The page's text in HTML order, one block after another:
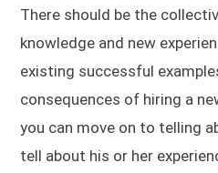
There should be the
knowledge and new
existing successful
consequences of hiring a
you can move on to telling
tell about his or her